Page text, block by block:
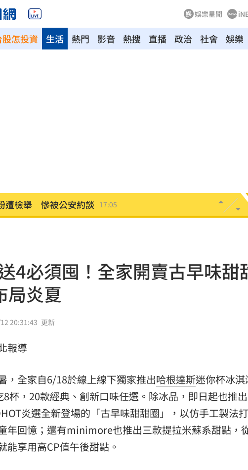
娛樂星聞
股怎投資 熱門 影音 熱搜 直播 政治 社會 娛樂
生活
」10秒驚悚畫面曝光 17:13
交保 總部解除加盟！ 17:03
Shopping導購？
水 逾8成含致癌敏物 17:00
元企業挑戰月營收兆
委會示警兩類人士
力挨批：獨厚國外粉絲
保養 遭重踩拉轉試車 16:53
佩琪曝「開了新存摺」 16:53
了！狗爸媽焦慮到送醫 16:51
化！悠遊付綁定享便利 16:51
4必須囤！全家開賣古早味
局炎夏
20:31:43 更新
報導
，全家自6/18於線上線下獨家推出哈根達斯迷你杯冰
8杯，20款經典、創新口味任選。除冰品，即日起也推
炎選全新登場的「古早味甜甜圈」，以仿手工製法
年回憶；還有minimore也推出三款提拉米蘇系甜點，
能享用高CP值午後甜點。